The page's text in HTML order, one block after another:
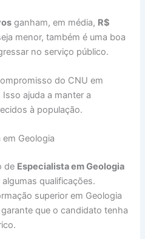
ganham, em média, R$
menor, também é uma boa
no serviço público.
do CNU em
ajuda a manter a
à população.
em Geologia
de Especialista em Geologia
qualificações.
superior em Geologia
que o candidato tenha